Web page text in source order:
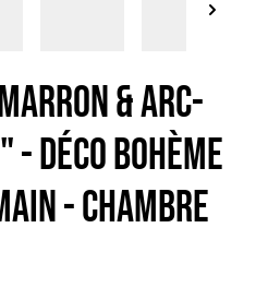
& Arc-
Déco bohème
- Chambre